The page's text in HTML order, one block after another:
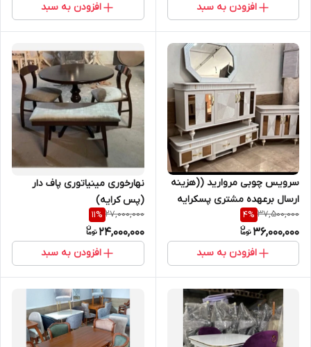
افزودن به سبد افزودن به سبد
سرویس چوبی مروارید ((هزینه
ارسال برعهده مشتری پسکرایه
))
37,500,000
4%
36,000,000
افزودن به سبد
نهارخوری مینیاتوری پاف دار
(پس کرایه)
27,000,000
11%
24,000,000
افزودن به سبد